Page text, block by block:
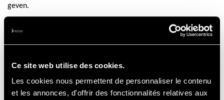
Ce site web utilise des cookies.
Les cookies nous permettent de personnaliser le contenu
et les annonces, d'offrir des fonctionnalités relatives aux
geven.